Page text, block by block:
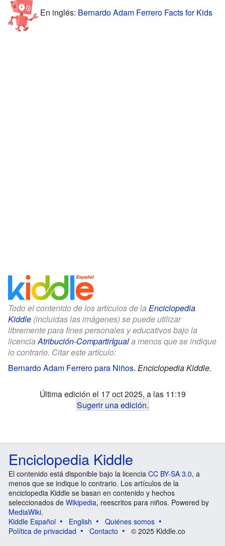
En inglés: Bernardo Adam Ferrero Facts for Kids
Todo el contenido de los artículos de la Enciclopedia
Kiddle (incluidas las imágenes) se puede utilizar
libremente para fines personales y educativos bajo la
licencia Atribución-CompartirIguala menos que se indique
lo contrario. Citar este artículo:
Bernardo Adam Ferrero para Niños. Enciclopedia Kiddle.
Última edición el 17 oct 2025, a las 11:19
Sugerir una edición.
Enciclopedia Kiddle
El contenido está disponible bajo la licencia CC BY-SA 3.0, a
menos que se indique lo contrario. Los artículos de la
enciclopedia Kiddle se basan en contenido y hechos
seleccionados de Wikipedia, reescritos para niños. Powered by
MediaWiki.
Kiddle Español
English
Quiénes somos
Política de privacidad
Contacto © 2025 Kiddle.co